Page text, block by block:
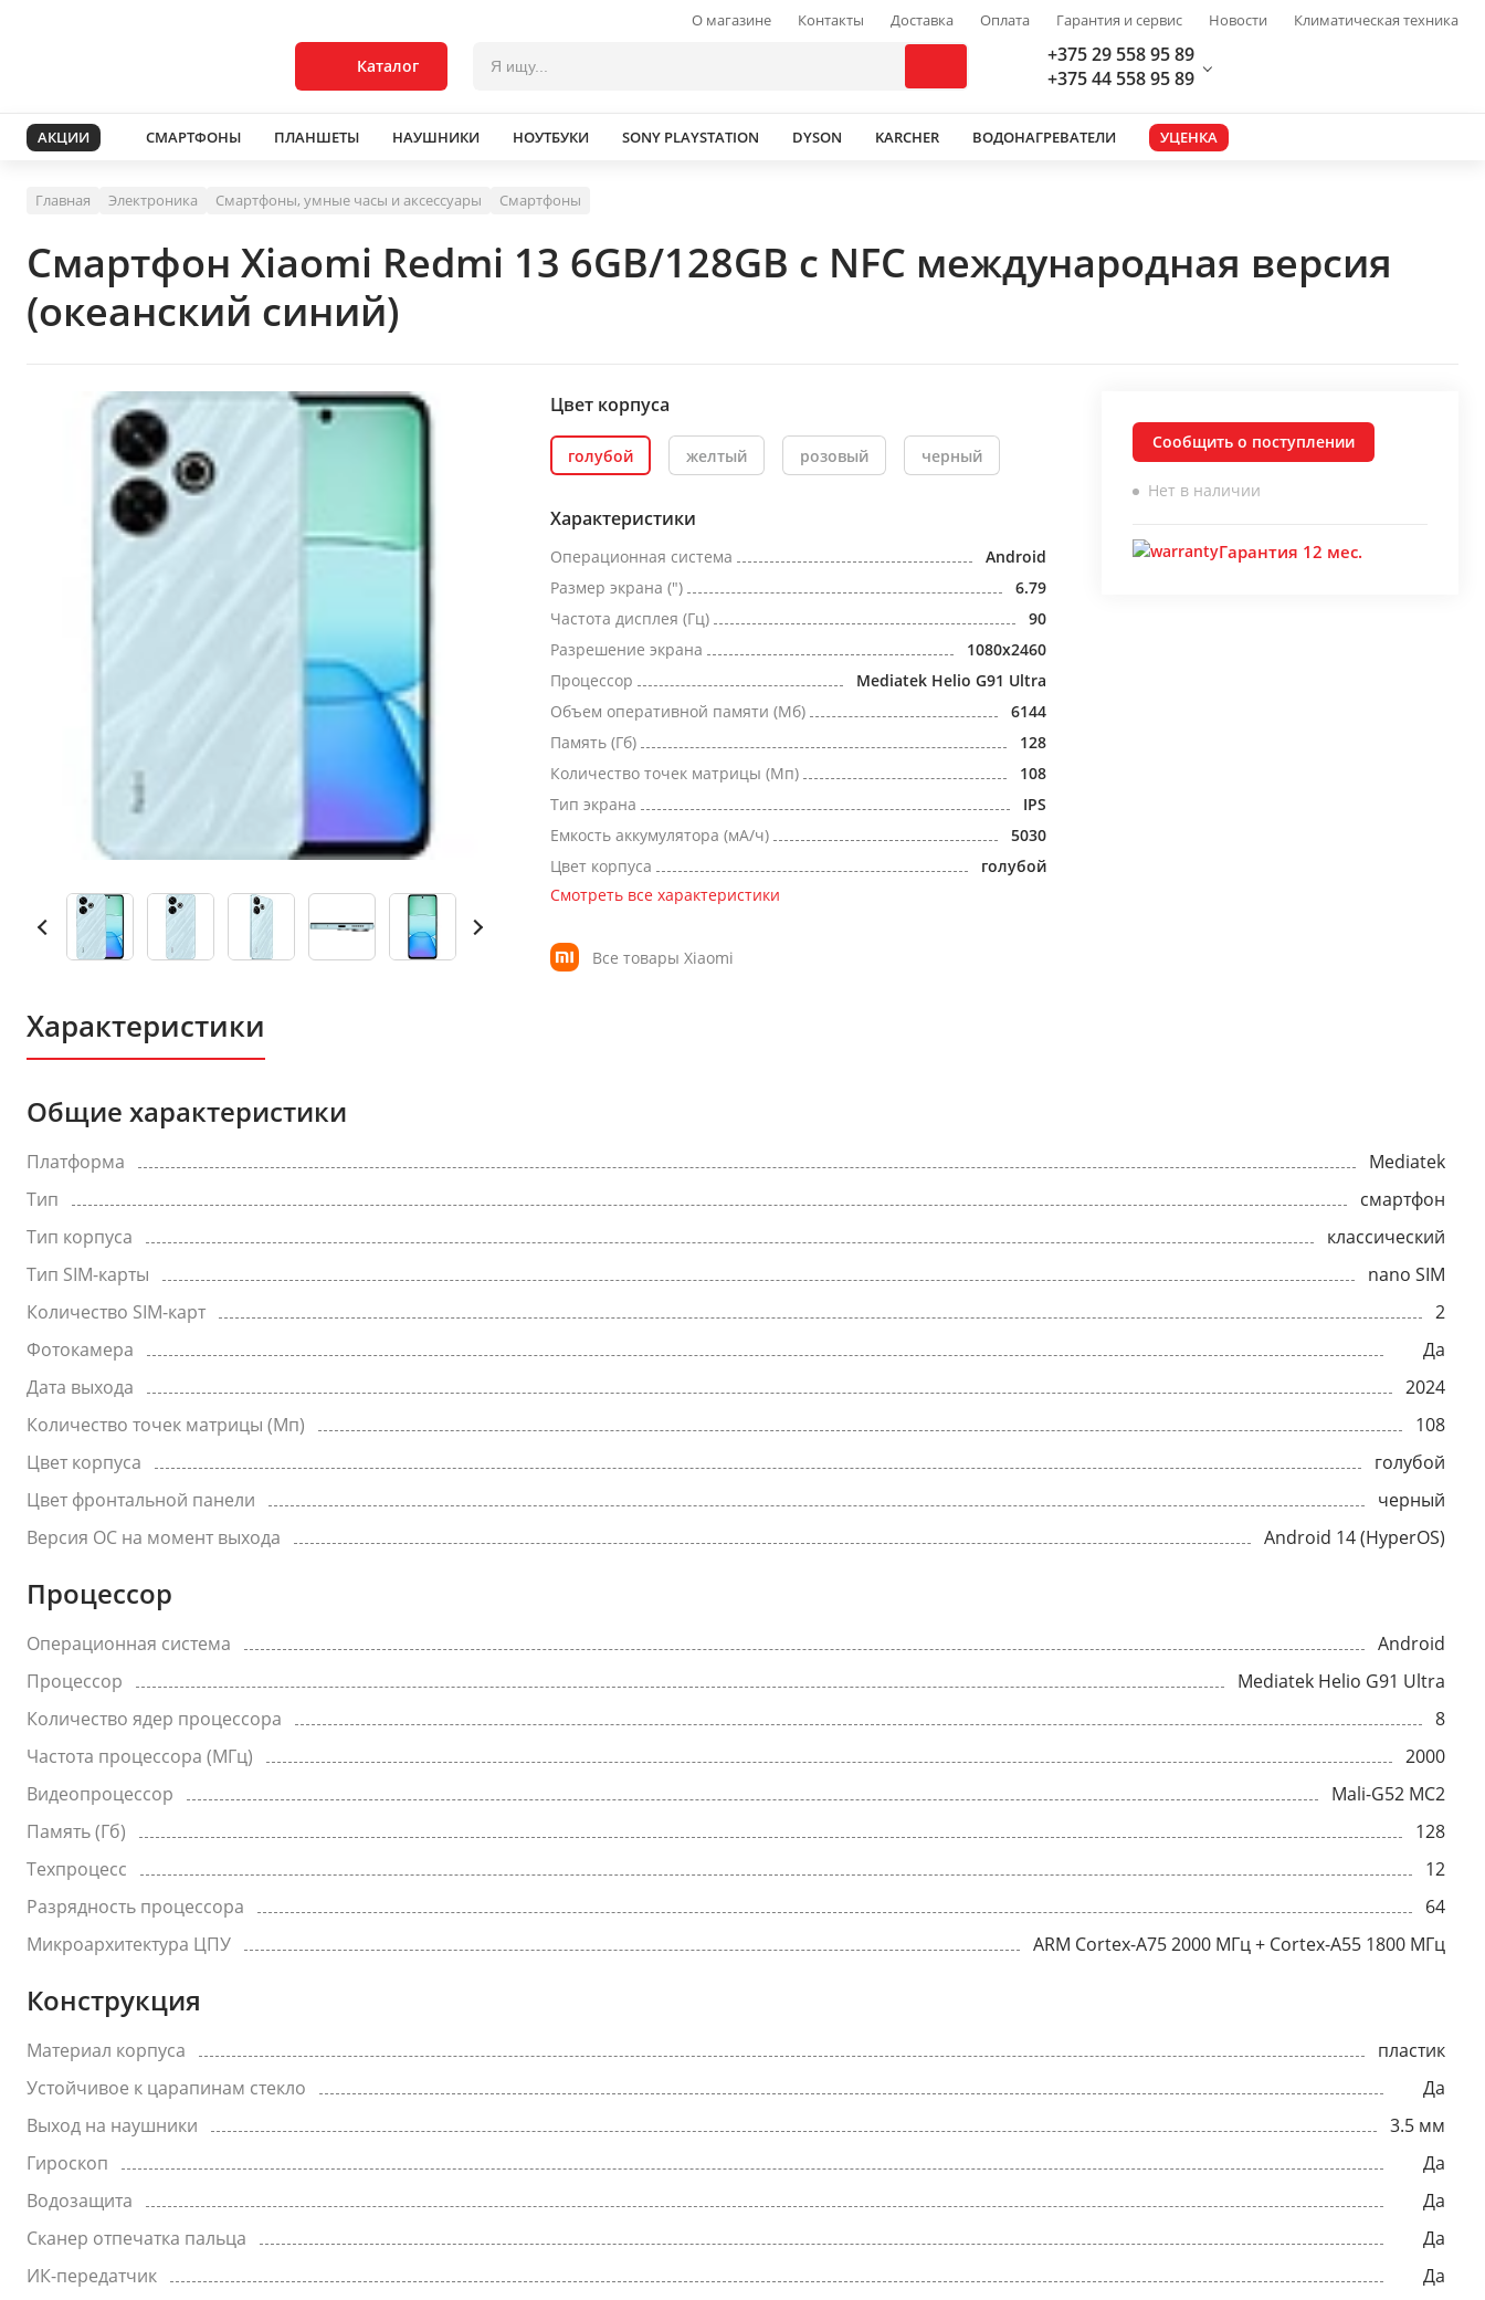
О магазине Контакты Доставка Оплата Гарантия и сервис Новости Климатическая техника
Каталог
+375 29 558 95 89
+375 44 558 95 89
АКЦИИ СМАРТФОНЫ ПЛАНШЕТЫ НАУШНИКИ НОУТБУКИ SONY PLAYSTATION DYSON KARCHER ВОДОНАГРЕВАТЕЛИ УЦЕНКА
Главная Электроника Смартфоны, умные часы и аксессуары Смартфоны
Смартфон Xiaomi Redmi 13 6GB/128GB с NFC международная версия
(океанский синий)
Цвет корпуса
голубой желтый розовый черный
Характеристики
Операционная система
Android
Размер экрана (")
6.79
Частота дисплея (Гц)
90
Разрешение экрана
1080x2460
Процессор
Mediatek Helio G91 Ultra
Объем оперативной памяти (Мб)
6144
Память (Гб)
128
Количество точек матрицы (Мп)
108
Тип экрана
IPS
Емкость аккумулятора (мА/ч)
5030
Цвет корпуса
голубой
Смотреть все характеристики
Все товары Xiaomi
Сообщить о поступлении
Нет в наличии
Гарантия 12 мес.
Характеристики
Общие характеристики
Платформа
Mediatek
Тип
смартфон
Тип корпуса
классический
Тип SIM-карты
nano SIM
Количество SIM-карт
2
Фотокамера
Да
Дата выхода
2024
Количество точек матрицы (Мп)
108
Цвет корпуса
голубой
Цвет фронтальной панели
черный
Версия ОС на момент выхода
Android 14 (HyperOS)
Процессор
Операционная система
Android
Процессор
Mediatek Helio G91 Ultra
Количество ядер процессора
8
Частота процессора (МГц)
2000
Видеопроцессор
Mali-G52 MC2
Память (Гб)
128
Техпроцесс
12
Разрядность процессора
64
Микроархитектура ЦПУ
ARM Cortex-A75 2000 МГц + Cortex-A55 1800 МГц
Конструкция
Материал корпуса
пластик
Устойчивое к царапинам стекло
Да
Выход на наушники
3.5 мм
Гироскоп
Да
Водозащита
Да
Сканер отпечатка пальца
Да
ИК-передатчик
Да